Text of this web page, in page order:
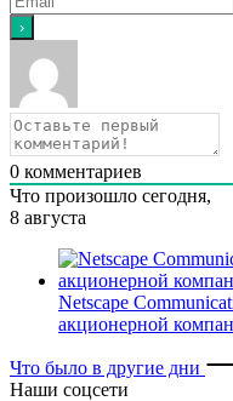
0 комментариев
Что произошло сегодня,
8 августа
Netscape
акционерной
Что было в другие дни
Наши соцсети